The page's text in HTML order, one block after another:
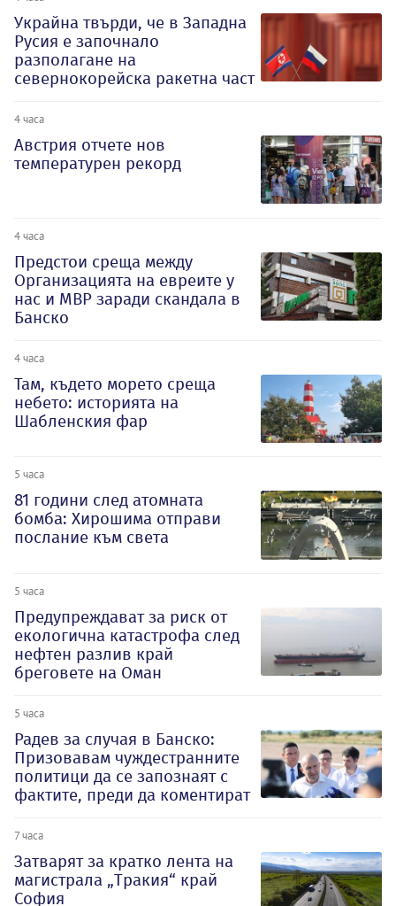
Украйна твърди, че в Западна
Русия е започнало
разполагане на
севернокорейска ракетна част
4 часа
Австрия отчете нов
температурен рекорд
4 часа
Предстои среща между
Организацията на евреите у
нас и МВР заради скандала в
Банско
4 часа
Там, където морето среща
небето: историята на
Шабленския фар
5 часа
81 години след атомната
бомба: Хирошима отправи
послание към света
5 часа
Предупреждават за риск от
екологична катастрофа след
нефтен разлив край
бреговете на Оман
5 часа
Радев за случая в Банско:
Призовавам чуждестранните
политици да се запознаят с
фактите, преди да коментират
7 часа
Затварят за кратко лента на
магистрала „Тракия“ край
София